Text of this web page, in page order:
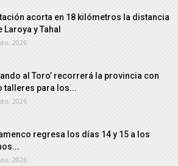
acorta en 18 kilómetros la distancia
Laroya y Tahal
2026
al Toro’ recorrerá la provincia con
talleres para los...
2026
regresa los días 14 y 15 a los
2026